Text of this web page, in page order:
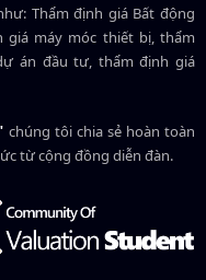
Thẩm định giá Bất động
giá máy móc thiết bị, thẩm
án đầu tư, thẩm định giá
chúng tôi chia sẻ hoàn toàn
từ cộng đồng diễn đàn.